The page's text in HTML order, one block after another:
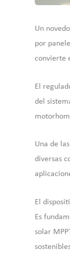
Un
por
convierte
El
del
Una de
diversas
El
Es
solar